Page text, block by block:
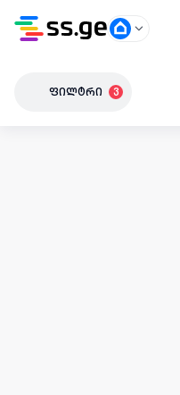
ფილტრი 3